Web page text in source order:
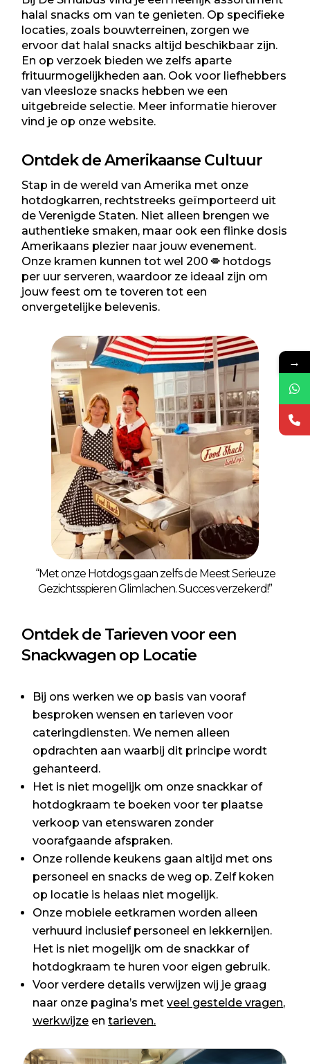
halal snacks om van te genieten. Op specifieke
locaties, zoals bouwterreinen, zorgen we
ervoor dat halal snacks altijd beschikbaar zijn.
En op verzoek bieden we zelfs aparte
frituurmogelijkheden aan. Ook voor liefhebbers
vanvleesloze snacks hebben we een
uitgebreide selectie. Meer informatie hierover
vind je op onze website.
Ontdek de Amerikaanse Cultuur
Stap in de wereld van Amerika met onze
hotdogkarren, rechtstreeks geïmporteerd uit
de Verenigde Staten. Niet alleen brengen we
authentieke smaken, maar ook een flinke dosis
Amerikaans plezier naar jouw evenement.
Onze kramen kunnen tot wel 200
hotdogs
per uur serveren, waardoor ze ideaal zijn om
jouw feest om te toveren tot een
onvergetelijke belevenis.
“Met onze Hotdogs gaan zelfs de Meest Serieuze
Gezichtsspieren Glimlachen. Succes verzekerd!”
Ontdek de Tarieven voor een
Snackwagen op Locatie
Bij ons werken we op basis van vooraf
besproken wensen en tarieven voor
cateringdiensten. We nemen alleen
opdrachten aan waarbij dit principe wordt
gehanteerd.
Het is niet mogelijk om onze snackkar of
hotdogkraam te boeken voor ter plaatse
verkoop van etenswaren zonder
voorafgaande afspraken.
Onze rollende keukens gaan altijd met ons
personeel en snacks de weg op. Zelf koken
op locatie is helaas niet mogelijk.
Onze mobiele eetkramen worden alleen
verhuurd inclusief personeel en lekkernijen.
Het is niet mogelijk om de snackkar of
hotdogkraam te huren voor eigen gebruik.
Voor verdere details verwijzen wij je graag
naar onze pagina’s metveel gestelde vragen,
werkwijze entarieven.
→